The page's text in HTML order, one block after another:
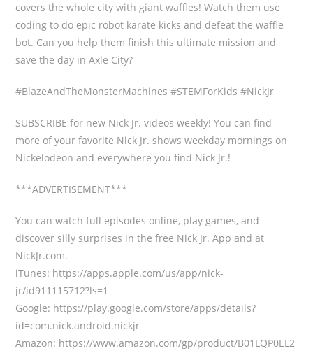
covers the whole city with giant waffles! Watch them use
coding to do epic robot karate kicks and defeat the waffle
bot. Can you help them finish this ultimate mission and
save the day in Axle City?
#BlazeAndTheMonsterMachines #STEMForKids #NickJr
SUBSCRIBE for new Nick Jr. videos weekly! You can find
more of your favorite Nick Jr. shows weekday mornings on
Nickelodeon and everywhere you find Nick Jr.!
***ADVERTISEMENT***
You can watch full episodes online, play games, and
discover silly surprises in the free Nick Jr. App and at
NickJr.com.
iTunes: https://apps.apple.com/us/app/nick-
jr/id911115712?ls=1
Google: https://play.google.com/store/apps/details?
id=com.nick.android.nickjr
Amazon: https://www.amazon.com/gp/product/B01LQP0EL2